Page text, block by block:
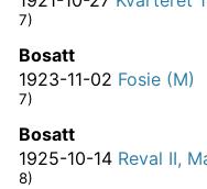
7)
Bosatt
1923-11-02 Fosie (M)
7)
Bosatt
1925-10-14 Reval II,
8)